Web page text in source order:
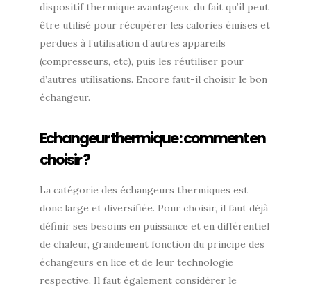
dispositif thermique avantageux, du fait qu’il peut
être utilisé pour récupérer les calories émises et
perdues à l’utilisation d’autres appareils
(compresseurs, etc), puis les réutiliser pour
d’autres utilisations. Encore faut-il choisir le bon
échangeur.
Echangeur thermique : comment en
choisir ?
La catégorie des échangeurs thermiques est
donc large et diversifiée. Pour choisir, il faut déjà
définir ses besoins en puissance et en différentiel
de chaleur, grandement fonction du principe des
échangeurs en lice et de leur technologie
respective. Il faut également considérer le